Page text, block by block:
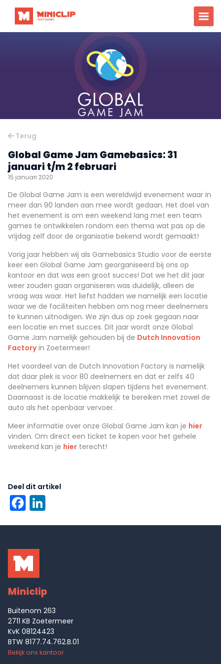
Terug
Global Game Jam Gamebasics: 31
januari t/m 2 februari
15 januari 2020
De Global Game Jam is een wereldwijd evenement waar in
meer dan 90 landen aan mee wordt gedaan. Het doel van
het evenement is om een weekend lang met een team
games te ontwikkelen rondom een thema wat pas op de
vrijdag zelf door de organisatie bekend wordt gemaakt!
Vorig jaar hebben wij als Gamebasics Studio voor de eerste
keer een Global Game Jam georganiseerd bij ons op
kantoor en dat was een groot succes! Dat we het dit jaar
weer zouden gaan organiseren was duidelijk, alleen de
vraag was waar. Het liefst hadden we namelijk een locatie
waar we de faciliteiten hebben om nog meer deelnemers
te kunnen uitnodigen. We zijn dus op zoek gegaan naar
een locatie en met succes. Dit jaar wordt onze Global
Game Jam namelijk gehouden bij de Dutch Innovation
Factoryin Zoetermeer!
Het voordeel van de Dutch Innovation Factory is namelijk
dat daar plek is voor 80 deelnemers en dat er zelfs 40
deelnemers kunnen blijven slapen tijdens het evenement.
Daarnaast is de locatie makkelijk te bereiken met zowel de
auto als het openbaar vervoer.
Meer informatie over onze Global Game Jam kan je hier
vinden. Om direct een ticket te kopen voor het gehele
weekend kan je hier terecht!
Deel dit artikel
Facebook
Miniclip
Buitenom 263
2711 KB Zoetermeer
KvK 08124423
BTW 8177.74.762.B.01
Bekijk ons kantoor